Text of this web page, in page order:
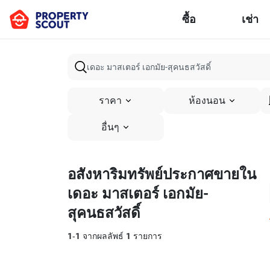
ซื้อ เช่า
ราคา ห้องนอน
อื่นๆ
อสังหาริมทรัพย์ประกาศขายใน
เดอะ มาสเตอร์ เอกมัย-
สุคนธสวัสดิ์
1-1 จากผลลัพธ์ 1 รายการ